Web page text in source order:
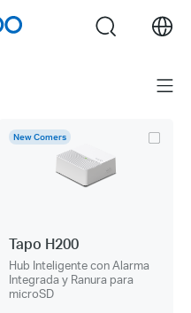
search
Menú.
New Comers
Tapo H200
Hub Inteligente con Alarma
Integrada y Ranura para
microSD